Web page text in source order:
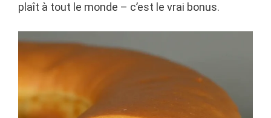
plaît à tout le monde – c’est le vrai bonus.